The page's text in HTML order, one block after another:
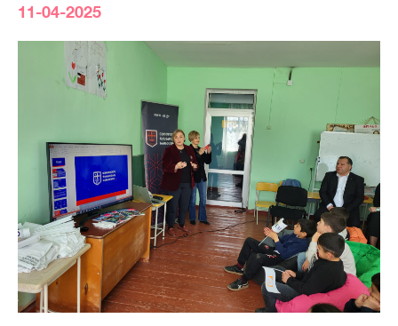
11-04-2025